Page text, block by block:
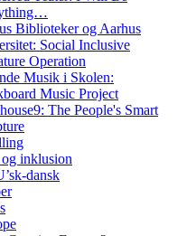
Biblioteker og Aarhus
Social Inclusive
Operation
Musik i Skolen:
Music Project
The People's Smart
inklusion
dansk